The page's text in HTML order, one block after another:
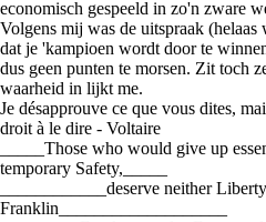
economisch gespeeld in zo'n zware
Volgens mij was de uitspraak
dat je 'kampioen wordt door te
dus geen punten te morsen. Zit toch
waarheid in lijkt me.
Je désapprouve ce que vous dites,
droit à le dire - Voltaire
_____Those who would give up
temporary Safety,_____
____________deserve neither
Franklin___________________